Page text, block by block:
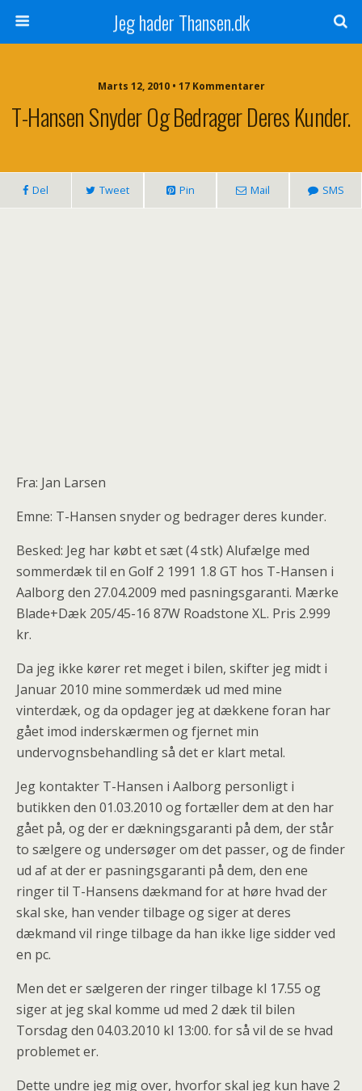
Jeg hader Thansen.dk
Marts 12, 2010 • 17 Kommentarer
T-Hansen Snyder Og Bedrager Deres Kunder.
Del Tweet Pin Mail SMS
Fra: Jan Larsen
Emne: T-Hansen snyder og bedrager deres kunder.
Besked: Jeg har købt et sæt (4 stk) Alufælge med
sommerdæk til en Golf 2 1991 1.8 GT hos T-Hansen i
Aalborg den 27.04.2009 med pasningsgaranti. Mærke
Blade+Dæk 205/45-16 87W Roadstone XL. Pris 2.999
kr.
Da jeg ikke kører ret meget i bilen, skifter jeg midt i
Januar 2010 mine sommerdæk ud med mine
vinterdæk, og da opdager jeg at dækkene foran har
gået imod inderskærmen og fjernet min
undervognsbehandling så det er klart metal.
Jeg kontakter T-Hansen i Aalborg personligt i
butikken den 01.03.2010 og fortæller dem at den har
gået på, og der er dækningsgaranti på dem, der står
to sælgere og undersøger om det passer, og de finder
ud af at der er pasningsgaranti på dem, den ene
ringer til T-Hansens dækmand for at høre hvad der
skal ske, han vender tilbage og siger at deres
dækmand vil ringe tilbage da han ikke lige sidder ved
en pc.
Men det er sælgeren der ringer tilbage kl 17.55 og
siger at jeg skal komme ud med 2 dæk til bilen
Torsdag den 04.03.2010 kl 13:00. for så vil de se hvad
problemet er.
Dette undre jeg mig over, hvorfor skal jeg kun have 2